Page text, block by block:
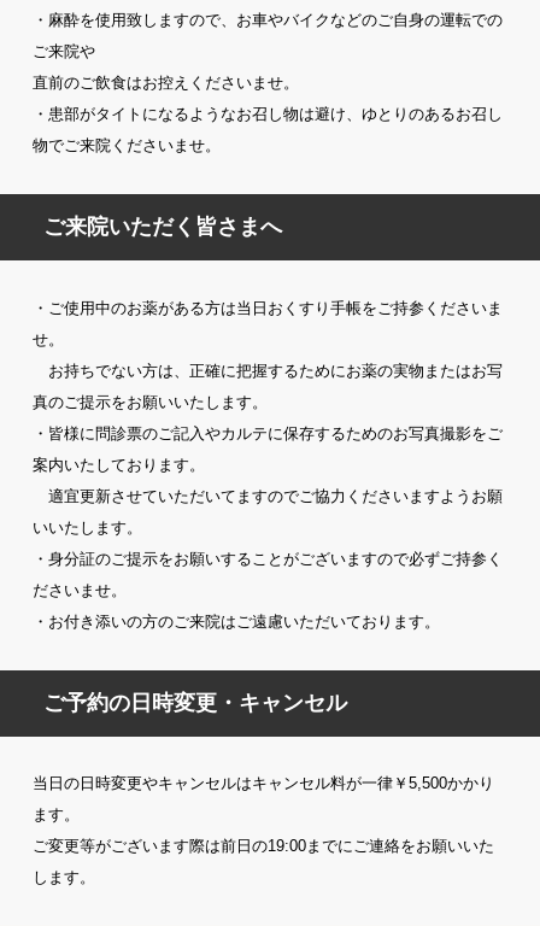
・麻酔を使用致しますので、お車やバイクなどのご自身の運転での
ご来院や
直前のご飲食はお控えくださいませ。
・患部がタイトになるようなお召し物は避け、ゆとりのあるお召し
物でご来院くださいませ。
ご来院いただく皆さまへ
・ご使用中のお薬がある方は当日おくすり手帳をご持参くださいま
せ。
お持ちでない方は、正確に把握するためにお薬の実物またはお写
真のご提示をお願いいたします。
・皆様に問診票のご記入やカルテに保存するためのお写真撮影をご
案内いたしております。
適宜更新させていただいてますのでご協力くださいますようお願
いいたします。
・身分証のご提示をお願いすることがございますので必ずご持参く
ださいませ。
・お付き添いの方のご来院はご遠慮いただいております。
ご予約の日時変更・キャンセル
当日の日時変更やキャンセルはキャンセル料が一律￥5,500かかり
ます。
ご変更等がございます際は前日の19:00までにご連絡をお願いいた
します。